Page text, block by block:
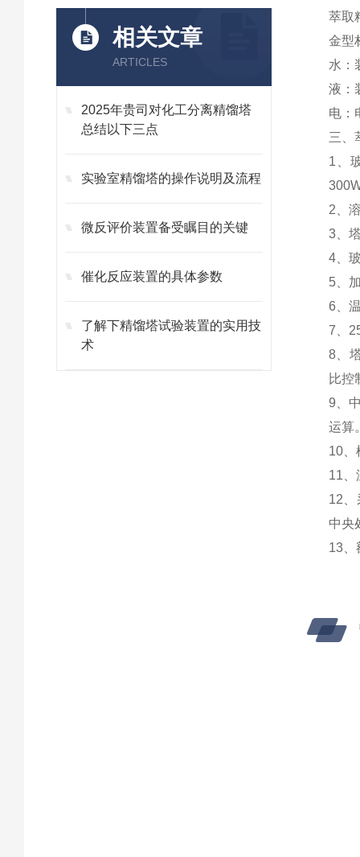
相关文章
ARTICLES
2025年贵司对化工分离精馏塔
总结以下三点
实验室精馏塔的操作说明及流程
微反评价装置备受瞩目的关键
催化反应装置的具体参数
了解下精馏塔试验装置的实用技
术
萃取
金型
水：
液：
电：
三、
1、
2、
3、
4、
5、
6、
7、
8、
比控
9、
运算
10、
11、
12、
中央
13、